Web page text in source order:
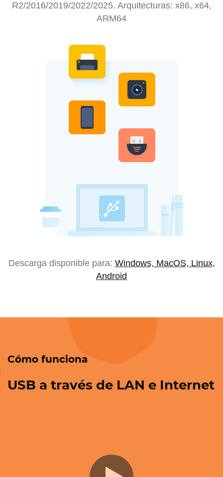
R2/2016/2019/2022/2025. Arquitecturas: x86, x64,
ARM64
Descarga disponible para: Windows, MacOS, Linux,
Android
Cómo funciona
USB a través de LAN e Internet